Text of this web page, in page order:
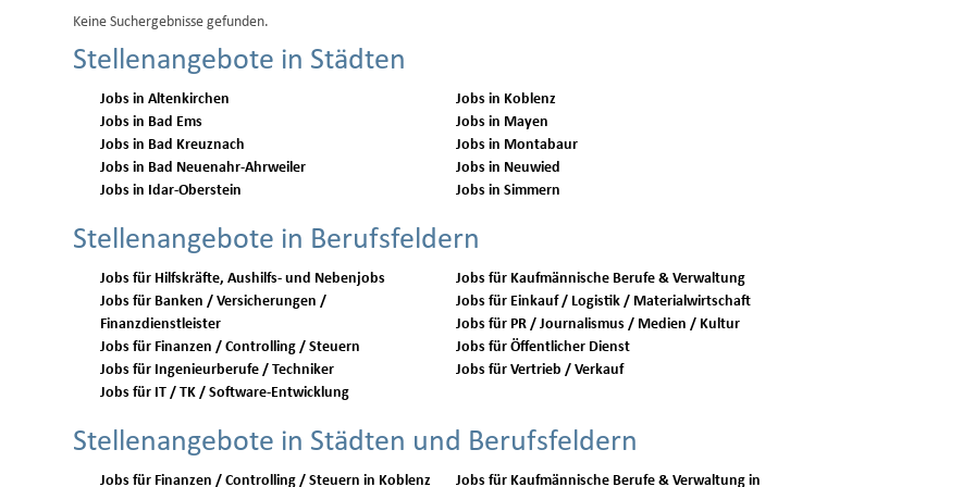
Keine Suchergebnisse gefunden.
Stellenangebote in Städten
Jobs in Altenkirchen
Jobs in Bad Ems
Jobs in Bad Kreuznach
Jobs in Bad Neuenahr-Ahrweiler
Jobs in Idar-Oberstein
Jobs in Koblenz
Jobs in Mayen
Jobs in Montabaur
Jobs in Neuwied
Jobs in Simmern
Stellenangebote in Berufsfeldern
Jobs für Hilfskräfte, Aushilfs- und Nebenjobs
Jobs für Banken / Versicherungen /
Finanzdienstleister
Jobs für Finanzen / Controlling / Steuern
Jobs für Ingenieurberufe / Techniker
Jobs für IT / TK / Software-Entwicklung
Jobs für Kaufmännische Berufe & Verwaltung
Jobs für Einkauf / Logistik / Materialwirtschaft
Jobs für PR / Journalismus / Medien / Kultur
Jobs für Öffentlicher Dienst
Jobs für Vertrieb / Verkauf
Stellenangebote in Städten und Berufsfeldern
Jobs für Finanzen / Controlling / Steuern in Koblenz Jobs für Kaufmännische Berufe & Verwaltung in